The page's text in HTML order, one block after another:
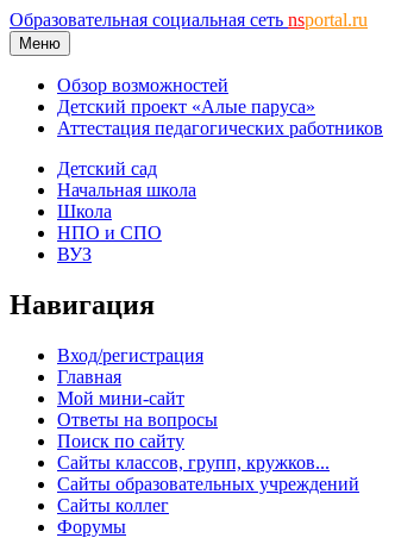
Образовательная социальная сеть nsportal.ru
Меню
Обзор возможностей
Детский проект «Алые паруса»
Аттестация педагогических работников
Детский сад
Начальная школа
Школа
НПО и СПО
ВУЗ
Навигация
Вход/регистрация
Главная
Мой мини-сайт
Ответы на вопросы
Поиск по сайту
Сайты классов, групп, кружков...
Сайты образовательных учреждений
Сайты коллег
Форумы